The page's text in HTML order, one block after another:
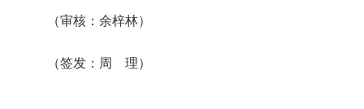
（审核：余梓林）
（签发：周 理）